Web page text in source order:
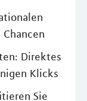
Direktes
Klicks
Sie